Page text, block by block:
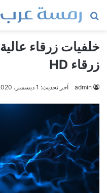
بحث
خلفيات زرقاء
زرقاء HD
admin آخر تحديث: 1 ديسمبر، 2020